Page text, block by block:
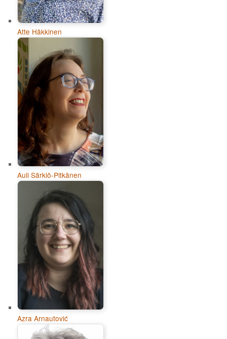
Atte Häkkinen
Auli Särkiö-Pitkänen
Azra Arnautović